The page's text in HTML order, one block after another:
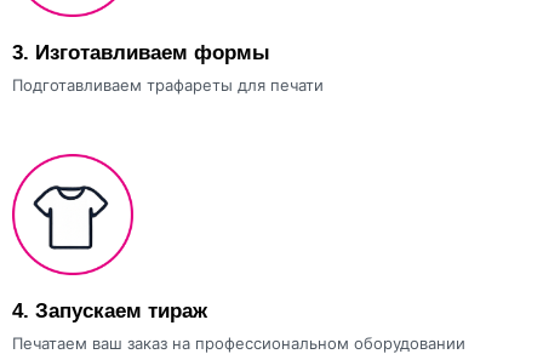
3. Изготавливаем формы
Подготавливаем трафареты для печати
4. Запускаем тираж
Печатаем ваш заказ на профессиональном оборудовании